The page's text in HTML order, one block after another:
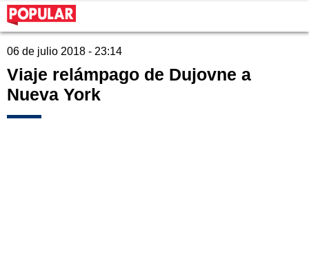
06 de julio 2018 - 23:14
Viaje relámpago de Dujovne a
Nueva York